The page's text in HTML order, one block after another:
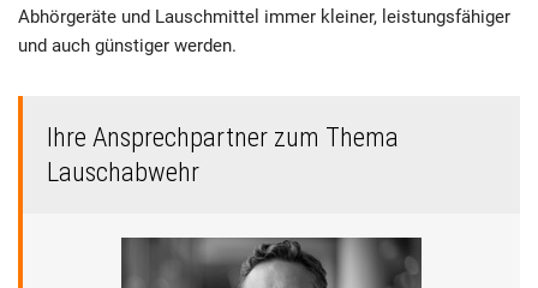
Abhörgeräte und Lauschmittel immer kleiner, leistungsfähiger
und auch günstiger werden.
Ihre Ansprechpartner zum Thema
Lauschabwehr